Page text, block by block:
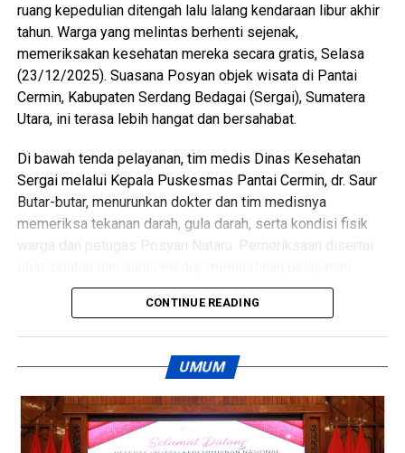
Dengan diresmikannya SPPG Lubuk Bayas, diharapkan
program pemenuhan gizi di wilayah Kecamatan
Perbaungan dapat berjalan lebih optimal serta memberikan
dampak nyata terhadap peningkatan kualitas hidup
masyarakat Kabupaten Serdang Bedagai. (Ynr)
Bagikan ke
WhatsApp 0 Facebook 0
ruang kepedulian ditengah lalu lalang kendaraan libur akhir
tahun. Warga yang melintas berhenti sejenak,
memeriksakan kesehatan mereka secara gratis, Selasa
(23/12/2025). Suasana Posyan objek wisata di Pantai
Cermin, Kabupaten Serdang Bedagai (Sergai), Sumatera
Utara, ini terasa lebih hangat dan bersahabat.
Di bawah tenda pelayanan, tim medis Dinas Kesehatan
Sergai melalui Kepala Puskesmas Pantai Cermin, dr. Saur
Butar-butar, menurunkan dokter dan tim medisnya
memeriksa tekanan darah, gula darah, serta kondisi fisik
warga dan petugas Posyan Nataru. Pemeriksaan disertai
berjalan optimal sebagai bagian dari dukungan Operasi
Manajer PLN Taufik Harijanto, petugas memasang dua unit
lampu penerangan jalan di sekitar Posyan di kiri dan kanan.
Saat malam tiba, cahaya lampu memberi rasa aman
sekaligus mendukung kelancaran pengamanan.
CONTINUE READING
UMUM